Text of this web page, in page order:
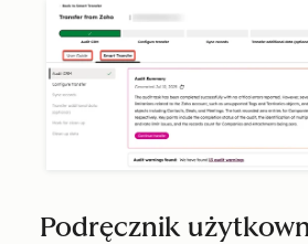
Podręcznik